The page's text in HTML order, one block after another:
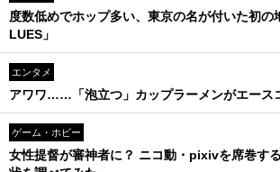
度数低めでホップ多い、東京の名が付いた初
LUES」
エンタメ
アワワ……「泡立つ」カップラーメンがエース
ゲーム・ホビー
女性提督が審神者に？ ニコ動・pixivを席巻す